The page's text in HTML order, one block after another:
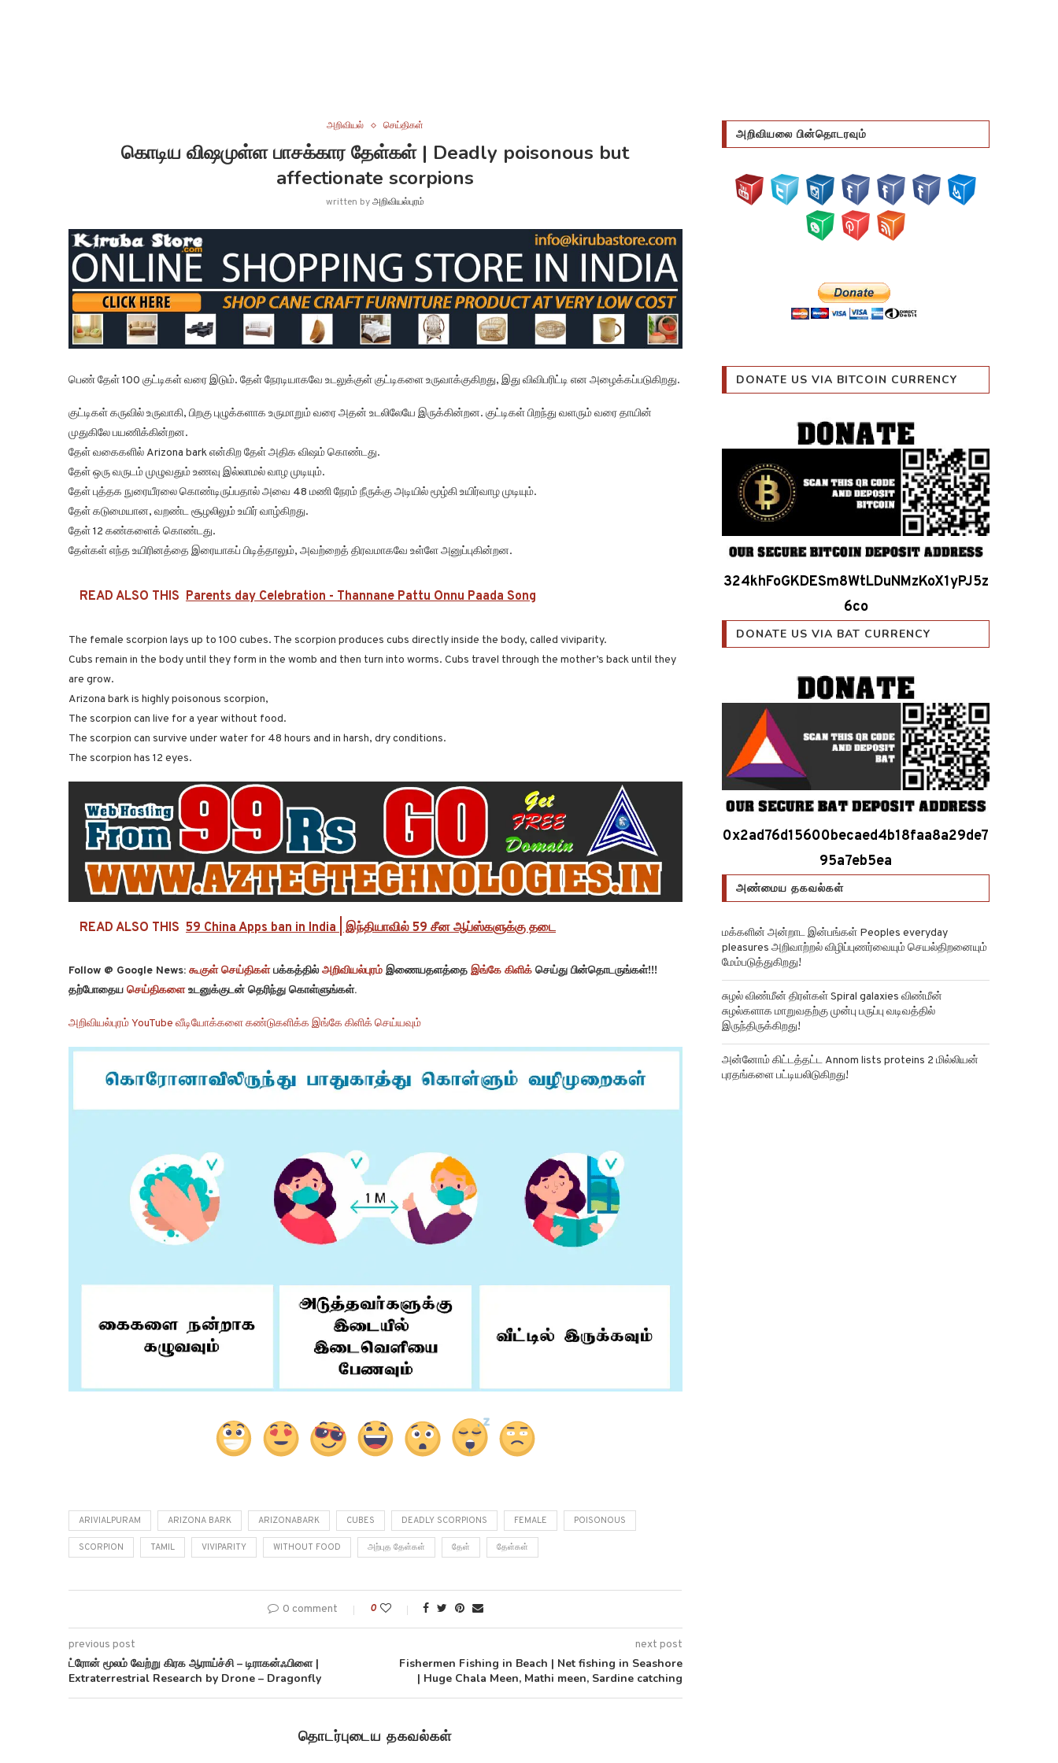
அறிவியல் செய்திகள்
கொடிய விஷமுள்ள பாசக்கார தேள்கள் | Deadly poisonous but
affectionate scorpions
written byஅறிவியல்புரம்
பெண் தேள் 100 குட்டிகள் வரை இடும். தேள் நேரடியாகவே உடலுக்குள் குட்டிகளை உருவாக்குகிறது, இது விவிபரிட்டி என அழைக்கப்படுகிறது.
குட்டிகள் கருவில் உருவாகி, பிறகு புழுக்களாக உருமாறும் வரை அதன் உடலிலேயே இருக்கின்றன. குட்டிகள் பிறந்து வளரும் வரை தாயின்
முதுகிலே பயணிக்கின்றன.
தேள் வகைகளில் Arizona bark என்கிற தேள் அதிக விஷம் கொண்டது.
தேள் ஒரு வருடம் முழுவதும் உணவு இல்லாமல் வாழ முடியும்.
தேள் புத்தக நுரையீரலை கொண்டிருப்பதால் அவை 48 மணி நேரம் நீருக்கு அடியில் மூழ்கி உயிர்வாழ முடியும்.
தேள் கடுமையான, வறண்ட சூழலிலும் உயிர் வாழ்கிறது.
தேள் 12 கண்களைக் கொண்டது.
தேள்கள் எந்த உயிரினத்தை இரையாகப் பிடித்தாலும், அவற்றைத் திரவமாகவே உள்ளே அனுப்புகின்றன.
READ ALSO THIS Parents day Celebration - Thannane Pattu Onnu Paada Song
The female scorpion lays up to 100 cubes. The scorpion produces cubs directly inside the body, called viviparity.
Cubs remain in the body until they form in the womb and then turn into worms. Cubs travel through the mother’s back until they
are grow.
Arizona bark is highly poisonous scorpion,
The scorpion can live for a year without food.
The scorpion can survive under water for 48 hours and in harsh, dry conditions.
The scorpion has 12 eyes.
READ ALSO THIS 59 China Apps ban in India | இந்தியாவில் 59 சீன ஆப்ஸ்களுக்கு தடை
Follow @ Google News: கூகுள் செய்திகள்பக்கத்தில் அறிவியல்புரம் இணையதளத்தை இங்கே கிளிக் செய்து பின்தொடருங்கள்!!!
தற்போதைய செய்திகளைஉடனுக்குடன் தெரிந்து கொள்ளுங்கள்.
அறிவியல்புரம் YouTube வீடியோக்களை கண்டுகளிக்க இங்கே கிளிக் செய்யவும்
ARIVIALPURAM ARIZONA BARK ARIZONABARK CUBES DEADLY SCORPIONS FEMALE POISONOUS
SCORPION TAMIL VIVIPARITY WITHOUT FOOD அற்புத தேள்கள் தேள் தேள்கள்
0 comment 0
previous post
ட்ரோன் மூலம் வேற்று கிரக ஆராய்ச்சி – டிராகன்ஃபிளை |
Extraterrestrial Research by Drone – Dragonfly
next post
Fishermen Fishing in Beach | Net fishing in Seashore
| Huge Chala Meen, Mathi meen, Sardine catching
தொடர்புடைய தகவல்கள்
அறிவியலை பின்தொடரவும்
DONATE US VIA BITCOIN CURRENCY
324khFoGKDESm8WtLDuNMzKoX1yPJ5z
6co
DONATE US VIA BAT CURRENCY
0x2ad76d15600becaed4b18faa8a29de7
95a7eb5ea
அண்மைய தகவல்கள்
மக்களின் அன்றாட இன்பங்கள் Peoples everyday
pleasures அறிவாற்றல் விழிப்புணர்வையும் செயல்திறனையும்
மேம்படுத்துகிறது!
சுழல் விண்மீன் திரள்கள் Spiral galaxies விண்மீன்
சுழல்களாக மாறுவதற்கு முன்பு பருப்பு வடிவத்தில்
இருந்திருக்கிறது!
அன்னோம் கிட்டத்தட்ட Annom lists proteins 2 மில்லியன்
புரதங்களை பட்டியலிடுகிறது!